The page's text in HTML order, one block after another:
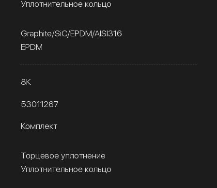
Уплотнительное кольцо
Graphite/SiC/EPDM/AISI316
EPDM
8К
53011267
Комплект
Торцевое уплотнение
Уплотнительное кольцо